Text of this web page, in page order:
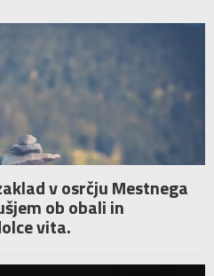
v osrčju Mestnega
ob obali in
vita.